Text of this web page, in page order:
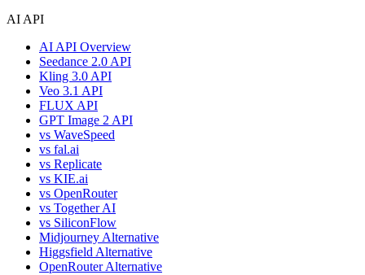
AI API
AI API Overview
Seedance 2.0 API
Kling 3.0 API
Veo 3.1 API
FLUX API
GPT Image 2 API
vs WaveSpeed
vs fal.ai
vs Replicate
vs KIE.ai
vs OpenRouter
vs Together AI
vs SiliconFlow
Midjourney Alternative
Higgsfield Alternative
OpenRouter Alternative